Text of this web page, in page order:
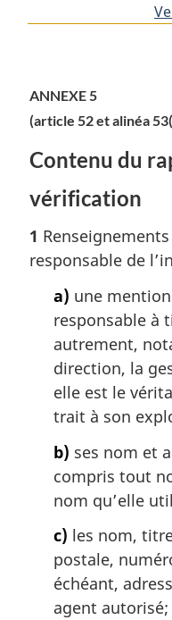
ANNEXE 5
(article 52 et alinéa
Contenu du
vérification
1
responsable de
a) une
responsable à
autrement,
direction, la
elle est le
trait à son
b) ses nom et
compris tout
nom qu’elle
c) les nom,
postale,
échéant,
agent autorisé;